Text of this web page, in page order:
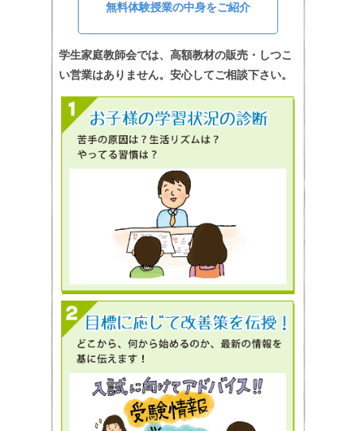
無料体験授業の中身をご紹介
学生家庭教師会では、高額教材の販売・しつこ
い営業はありません。安心してご相談下さい。